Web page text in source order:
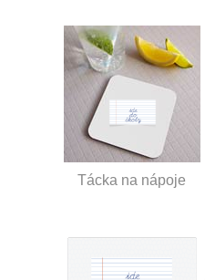
Tácka na nápoje